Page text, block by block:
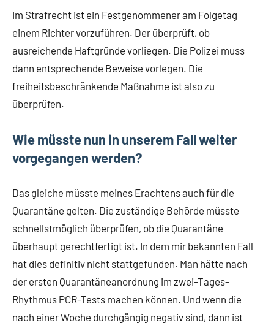
Im Strafrecht ist ein Festgenommener am Folgetag
einem Richter vorzuführen. Der überprüft, ob
ausreichende Haftgründe vorliegen. Die Polizei muss
dann entsprechende Beweise vorlegen. Die
freiheitsbeschränkende Maßnahme ist also zu
überprüfen.
Wie müsste nun in unserem Fall weiter
vorgegangen werden?
Das gleiche müsste meines Erachtens auch für die
Quarantäne gelten. Die zuständige Behörde müsste
schnellstmöglich überprüfen, ob die Quarantäne
überhaupt gerechtfertigt ist. In dem mir bekannten Fall
hat dies definitiv nicht stattgefunden. Man hätte nach
der ersten Quarantäneanordnung im zwei-Tages-
Rhythmus PCR-Tests machen können. Und wenn die
nach einer Woche durchgängig negativ sind, dann ist